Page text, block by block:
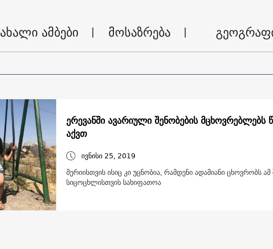
ახალი ამბები მოსაზრება
ერევანში ავარიული შენობების
აქვთ
ივნისი 25, 2019
მერიისთვის ისიც კი უცნობია, რამდენი ადამიანი ცხოვრობს
სიცოცხლისთვის სახიფათოა